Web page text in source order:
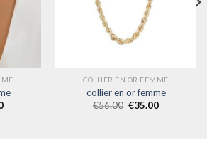
COLLIER EN OR FEMME
collier en or femme
€56.00 €35.00